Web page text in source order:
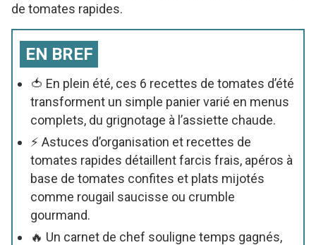
de tomates rapides.
EN BREF
🍅 En plein été, ces 6 recettes de tomates d’été
transforment un simple panier varié en menus
complets, du grignotage à l’assiette chaude.
⚡ Astuces d’organisation et recettes de
tomates rapides détaillent farcis frais, apéros à
base de tomates confites et plats mijotés
comme rougail saucisse ou crumble
gourmand.
🔥 Un carnet de chef souligne temps gagnés,